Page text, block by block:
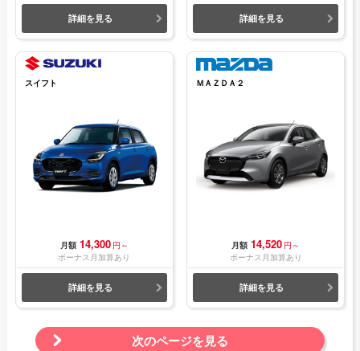
詳細を見る 詳細を見る
スイフト
月額 14,300 円～
ボーナス月加算あり
詳細を見る
ＭＡＺＤＡ２
月額 14,520 円～
ボーナス月加算あり
詳細を見る
次のページを見る